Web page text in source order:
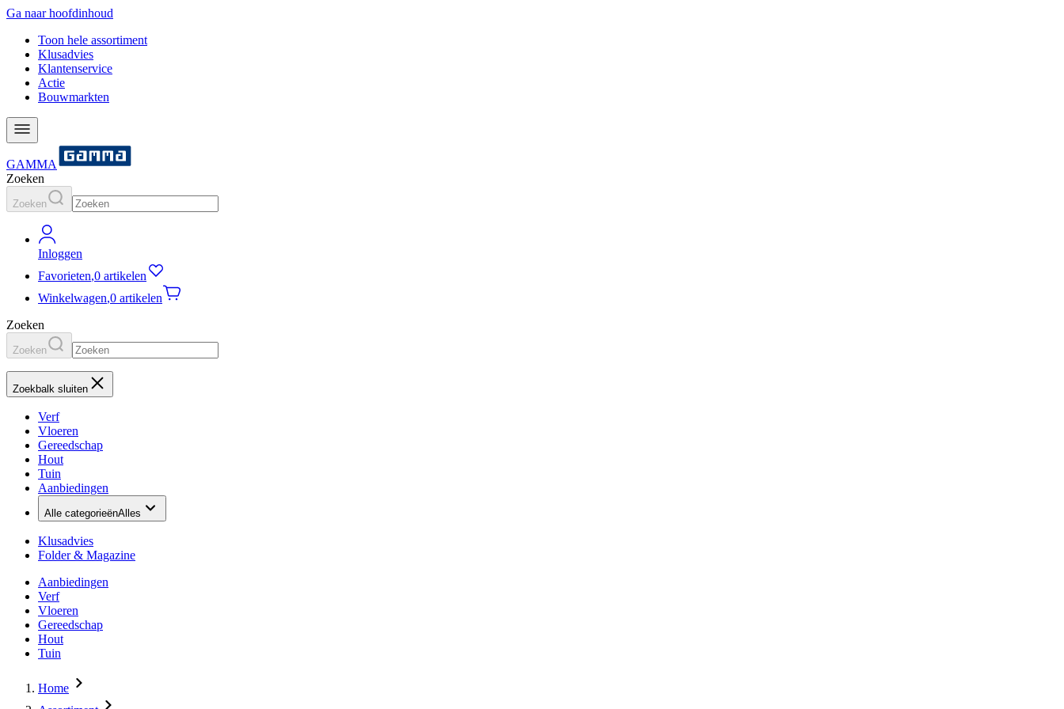
Ga naar hoofdinhoud
Toon hele assortiment
Klusadvies
Klantenservice
Actie
Bouwmarkten
GAMMA
Zoeken
Zoeken
Inloggen
Favorieten,0 artikelen
Winkelwagen,0 artikelen
Zoeken
Zoeken
Zoekbalk sluiten
Verf
Vloeren
Gereedschap
Hout
Tuin
Aanbiedingen
Alle categorieënAlles
Klusadvies
Folder & Magazine
Aanbiedingen
Verf
Vloeren
Gereedschap
Hout
Tuin
Home